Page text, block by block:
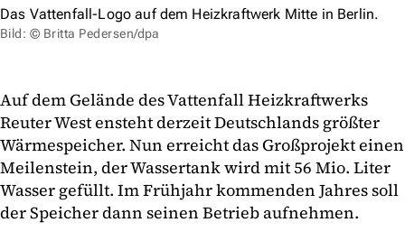
Das Vattenfall-Logo auf dem Heizkraftwerk Mitte in Berlin.
Bild: © Britta Pedersen/dpa
Auf dem Gelände des Vattenfall Heizkraftwerks
Reuter West ensteht derzeit Deutschlands größter
Wärmespeicher. Nun erreicht das Großprojekt einen
Meilenstein, der Wassertank wird mit 56 Mio. Liter
Wasser gefüllt. Im Frühjahr kommenden Jahres soll
der Speicher dann seinen Betrieb aufnehmen.